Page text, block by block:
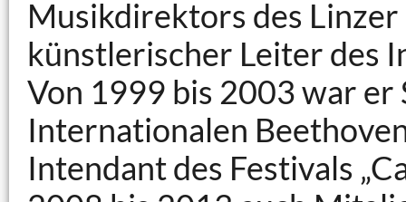
Musikdirektors des
künstlerischer Leiter des
Von 1999 bis 2003 war
Internationalen
Intendant des Festivals